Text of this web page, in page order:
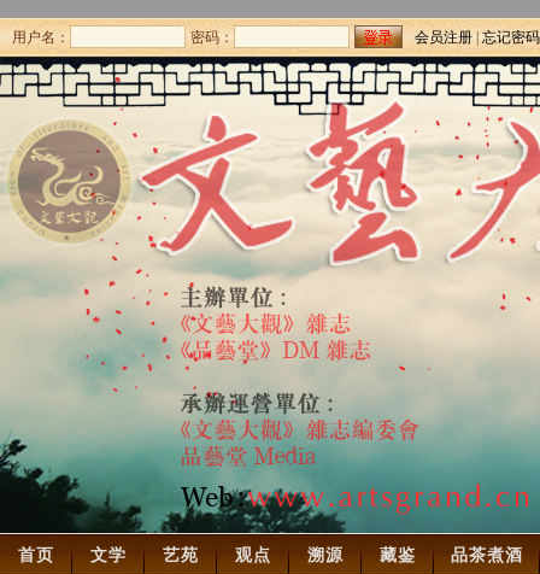
用户名： 密码： 会员注册|忘记密码
首页 文学 艺苑 观点 溯源 藏鉴 品茶煮酒